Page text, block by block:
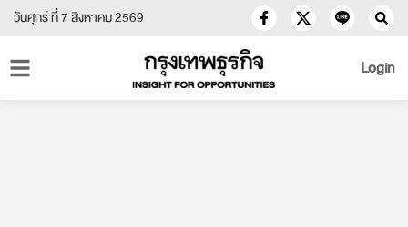
วันศุกร์ ที่ 7 สิงหาคม 2569
Login